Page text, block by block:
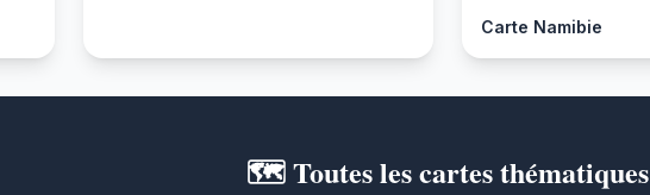
Carte Namibie
🗺️ Toutes les cartes thématiques